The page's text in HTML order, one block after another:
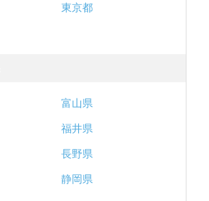
東京都
富山県
福井県
長野県
静岡県